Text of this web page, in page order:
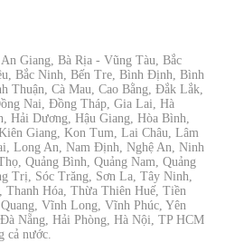
Giang, Bà Rịa - Vũng Tàu, Bắc
Bắc Ninh, Bến Tre, Bình Định, Bình
Thuận, Cà Mau, Cao Bằng, Đắk Lắk,
Nai, Đồng Tháp, Gia Lai, Hà
Hải Dương, Hậu Giang, Hòa Bình,
Giang, Kon Tum, Lai Châu, Lâm
Long An, Nam Định, Nghệ An, Ninh
Quảng Bình, Quảng Nam, Quảng
Trị, Sóc Trăng, Sơn La, Tây Ninh,
Hóa, Thừa Thiên Huế, Tiền
Vĩnh Long, Vĩnh Phúc, Yên
Nẵng, Hải Phòng, Hà Nội, TP HCM
cả nước.